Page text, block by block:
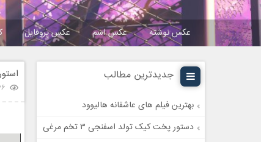
عکس نوشته عکس اسم عکس پروفایل
جدیدترین مطالب
بهترین فیلم های عاشقانه هالیوود
دستور پخت کیک تولد اسفنجی ۳ تخم مرغی